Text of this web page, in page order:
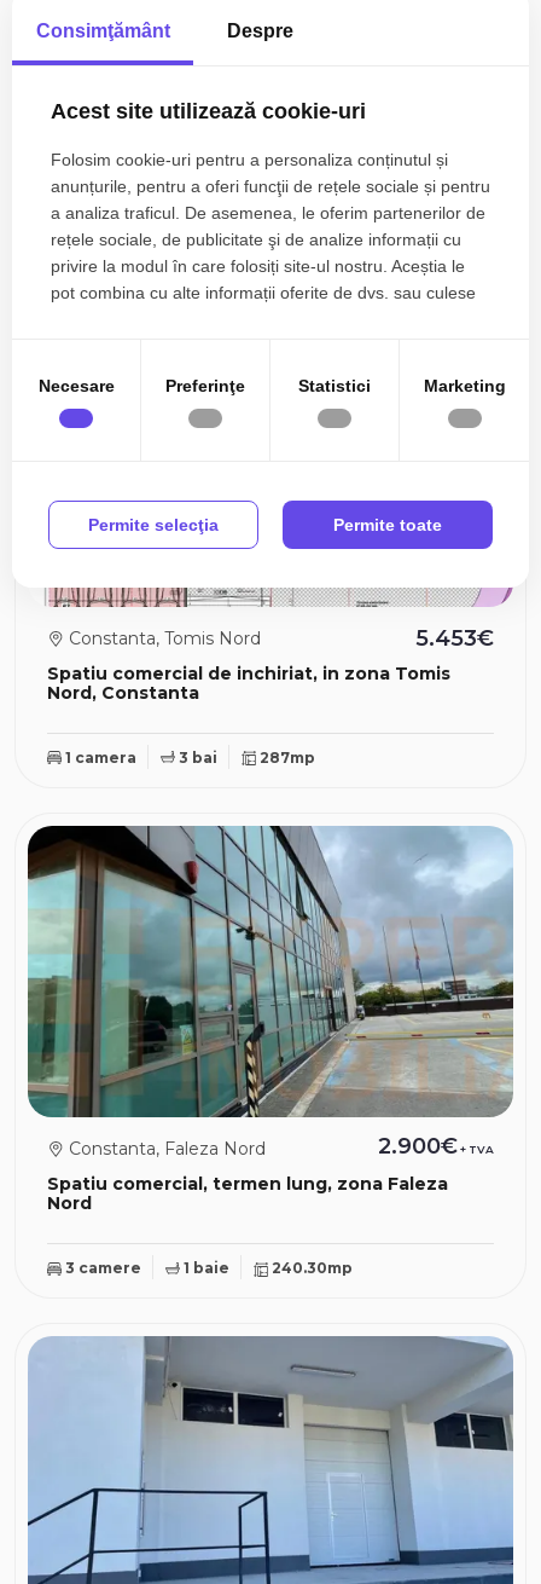
Spatiu comercial, termen lung - zona Dacia
500€
2 camere 1 baie 38mp
Spatiu comercial de inchiriat, in zona Tomis
Nord, Constanta
Constanta, Tomis Nord 5.453€
1 camera 3 bai 287mp
Spatiu comercial, termen lung, zona Faleza
Nord
Constanta, Faleza Nord 2.900€+ TVA
3 camere 1 baie 240.30mp
Consimţământ Despre
Acest site utilizează cookie-uri
Folosim cookie-uri pentru a personaliza conținutul și
anunțurile, pentru a oferi funcţii de rețele sociale și pentru
a analiza traficul. De asemenea, le oferim partenerilor de
rețele sociale, de publicitate şi de analize informații cu
privire la modul în care folosiți site-ul nostru. Aceștia le
pot combina cu alte informații oferite de dvs. sau culese
Necesare Preferinţe Statistici Marketing
Permite selecţia Permite toate